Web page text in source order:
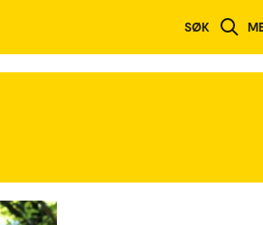
SØK